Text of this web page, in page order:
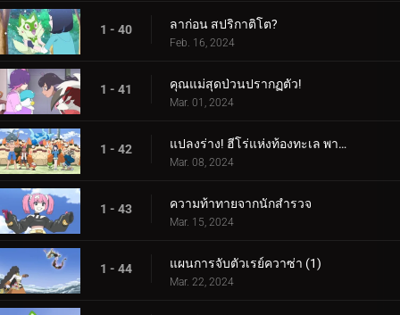
1 - 40 ลาก่อน สปริกาติโต?
Feb. 16, 2024
1 - 41 คุณแม่สุดป่วนปรากฏตัว!
Mar. 01, 2024
1 - 42 แปลงร่าง! ฮีโร่แห่งท้องทะเล พาลาฟิน
Mar. 08, 2024
1 - 43 ความท้าทายจากนักสำรวจ
Mar. 15, 2024
1 - 44 แผนการจับตัวเรย์ควาซ่า (1)
Mar. 22, 2024